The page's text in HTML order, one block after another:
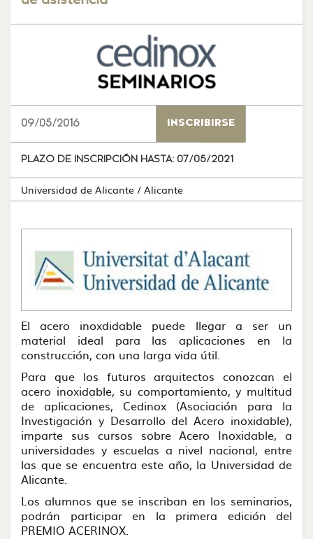
09/05/2016 INSCRIBIRSE
PLAZO DE INSCRIPCIÓN HASTA: 07/05/2021
Universidad de Alicante / Alicante
El acero inoxdidable puede llegar a ser un
material ideal para las aplicaciones en la
construcción, con una larga vida útil.
Para que los futuros arquitectos conozcan el
acero inoxidable, su comportamiento, y multitud
de aplicaciones, Cedinox (Asociación para la
Investigación y Desarrollo del Acero inoxidable),
imparte sus cursos sobre Acero Inoxidable, a
universidades y escuelas a nivel nacional, entre
las que se encuentra este año, la Universidad de
Alicante.
Los alumnos que se inscriban en los seminarios,
podrán participar en la primera edición del
PREMIO ACERINOX.